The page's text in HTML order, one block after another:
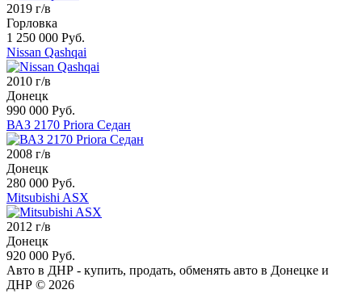
2019 г/в
Горловка
1 250 000 Руб.
Nissan Qashqai
2010 г/в
Донецк
990 000 Руб.
ВАЗ 2170 Priora Седан
2008 г/в
Донецк
280 000 Руб.
Mitsubishi ASX
2012 г/в
Донецк
920 000 Руб.
Авто в ДНР - купить, продать, обменять авто в Донецке и
ДНР © 2026